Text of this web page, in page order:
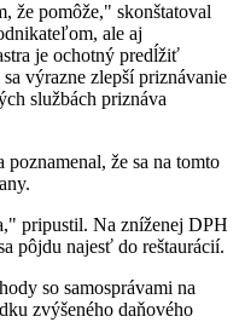
že pomôže," skonštatoval
ale aj
je ochotný predĺžiť
výrazne zlepší priznávanie
službách priznáva
že sa na tomto
pripustil. Na zníženej DPH
pôjdu najesť do reštaurácií.
so samosprávami na
zvýšeného daňového